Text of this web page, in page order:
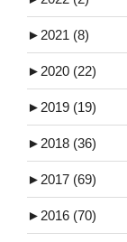
► 2021 (8)
► 2020 (22)
► 2019 (19)
► 2018 (36)
► 2017 (69)
► 2016 (70)